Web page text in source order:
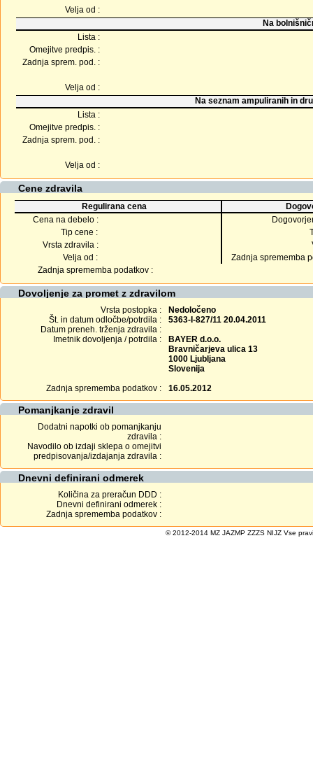
Velja od :
Na
Lista :
Omejitve predpis. :
Zadnja sprem. pod. :
Velja od :
Na seznam ampuliranih in
Lista :
Omejitve predpis. :
Zadnja sprem. pod. :
Velja od :
Cene zdravila
Regulirana cena
Cena na debelo :
Tip cene :
Vrsta zdravila :
Velja od :
Zadnja sprememba
Zadnja sprememba podatkov :
Dovoljenje za promet z zdravilom
Vrsta postopka :
Nedoločeno
Št. in datum odločbe/potrdila :
5363-I-827/11 20.04.2011
Datum preneh. trženja zdravila :
Imetnik dovoljenja / potrdila :
BAYER d.o.o.
Bravničarjeva ulica 13
1000 Ljubljana
Slovenija
Zadnja sprememba podatkov :
16.05.2012
Pomanjkanje zdravil
Dodatni napotki ob pomanjkanju
zdravila :
Navodilo ob izdaji sklepa o omejitvi
predpisovanja/izdajanja zdravila :
Dnevni definirani odmerek
Količina za preračun DDD :
Dnevni definirani odmerek :
Zadnja sprememba podatkov :
© 2012-2014 MZ JAZMP ZZZS NIJZ Vse